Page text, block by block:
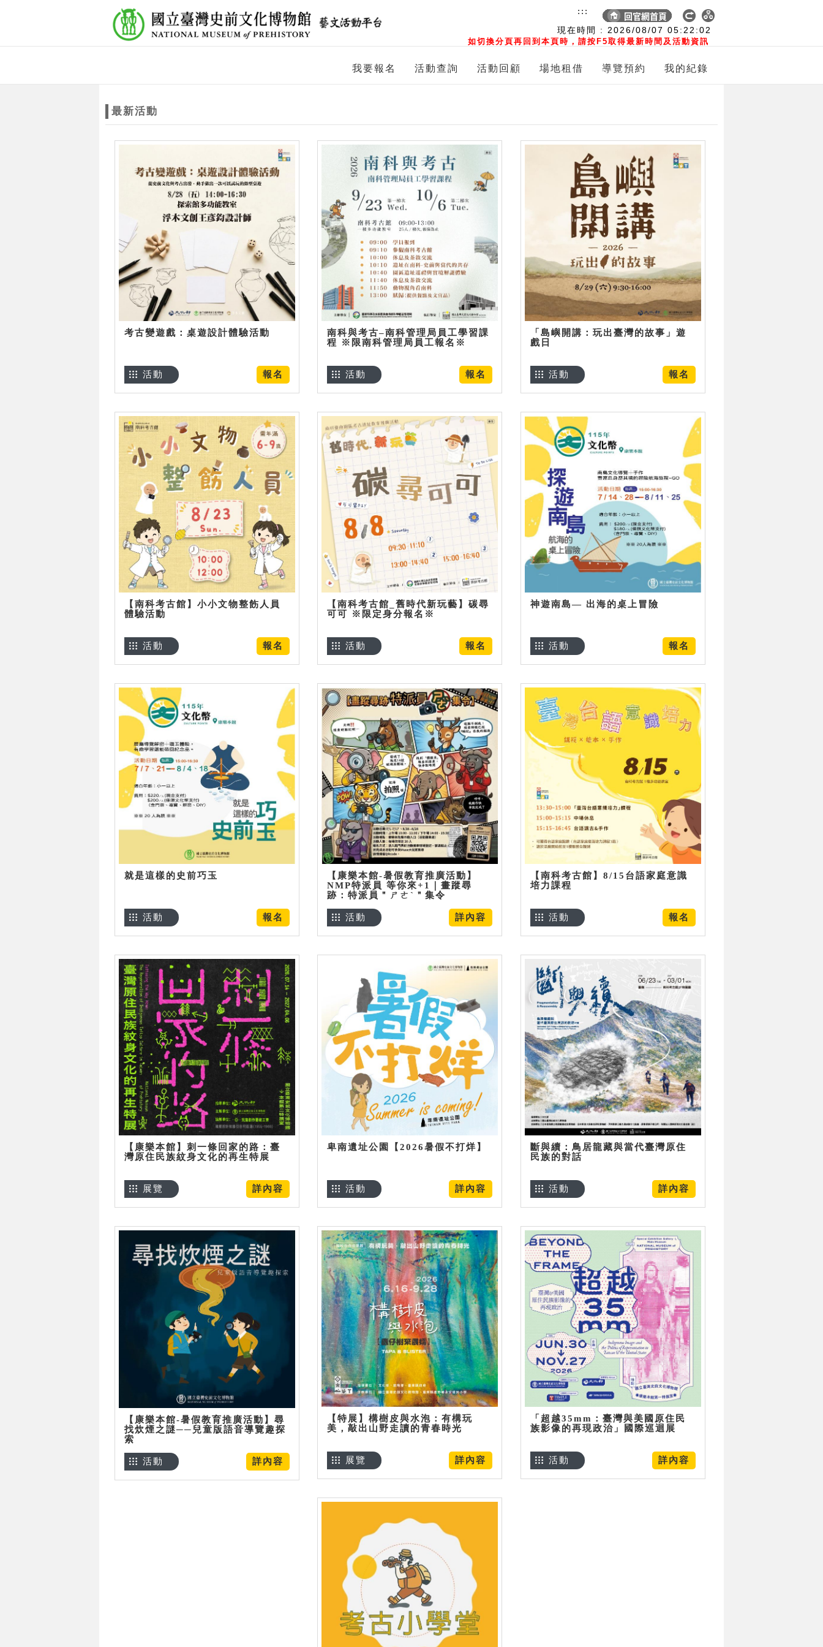
現在時間 : 2026/08/07 05:22:04
如切換分頁再回到本頁時，請按F5取得最新時間及活動資訊
:::
我要報名 活動查詢 活動回顧 場地租借 導覽預約 我的紀錄
最新活動
考古變遊戲：桌遊設計體驗活動
報名
活動
南科與考古–南科管理局員工學習課
程 ※限南科管理局員工報名※
報名
活動
「島嶼開講：玩出臺灣的故事」遊
戲日
報名
活動
【南科考古館】小小文物整飭人員
體驗活動
報名
活動
【南科考古館_舊時代新玩藝】碳尋
可可 ※限定身分報名※
報名
活動
神遊南島— 出海的桌上冒險
報名
活動
就是這樣的史前巧玉
報名
活動
【康樂本館-暑假教育推廣活動】
NMP特派員 等你來+1｜畫蹤尋
跡：特派員＂ㄕㄜˋ＂集令
詳內容
活動
【南科考古館】8/15台語家庭意識
培力課程
報名
活動
【康樂本館】刺一條回家的路：臺
灣原住民族紋身文化的再生特展
詳內容
展覽
卑南遺址公園【2026暑假不打烊】
詳內容
活動
斷與續：鳥居龍藏與當代臺灣原住
民族的對話
詳內容
活動
【康樂本館-暑假教育推廣活動】尋
找炊煙之謎──兒童版語音導覽趣探
索
詳內容
活動
【特展】構樹皮與水泡：有構玩
美，敲出山野走讀的青春時光
詳內容
展覽
「超越35mm：臺灣與美國原住民
族影像的再現政治」國際巡迴展
詳內容
活動